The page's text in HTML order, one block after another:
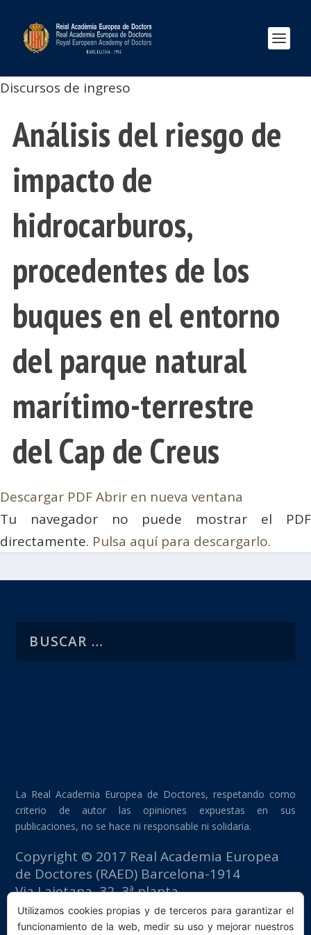
Discursos de ingreso
Análisis del riesgo de
impacto de
hidrocarburos,
procedentes de los
buques en el entorno
del parque natural
marítimo-terrestre
del Cap de Creus
Descargar PDFAbrir en nueva ventana
Tu navegador no puede mostrar el PDF
directamente. Pulsa aquí para descargarlo.
La Real Academia Europea de Doctores, respetando como
criterio de autor las opiniones expuestas en sus
publicaciones, no se hace ni responsable ni solidaria.
Copyright © 2017 Real Academia Europea
de Doctores (RAED) Barcelona-1914
Via Laietana, 32, 3ª planta
Edificio Fomento del Trabajo
08003 Barcelona (España)
Utilizamos cookies propias y de terceros para garantizar el
funcionamiento de la web, medir su uso y mejorar nuestros